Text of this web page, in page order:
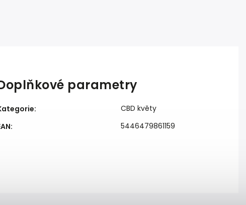
parametry
:
CBD květy
: 5446479861159